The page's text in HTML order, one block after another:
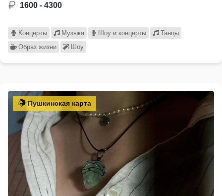
1600 - 4300
Концерты Музыка Шоу и концерты
Танцы
Образ жизни
Шоу
Пушкинская карта